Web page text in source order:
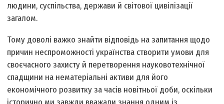
людини, суспільства, держави й світової цивілізації
загалом.
Тому доволі важко знайти відповідь на запитання щодо
причин неспроможності українства створити умови для
своєчасного захисту й перетворення науково­технічної
спадщини на нематеріальні активи для його
економічного розвитку за часів новітньої доби, оскільки